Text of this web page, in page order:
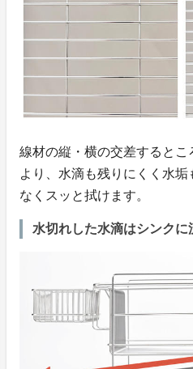
線材の縦・横の交差すると
より、水滴も残りにくく水
なくスッと拭けます。
水切れした水滴はシンクに